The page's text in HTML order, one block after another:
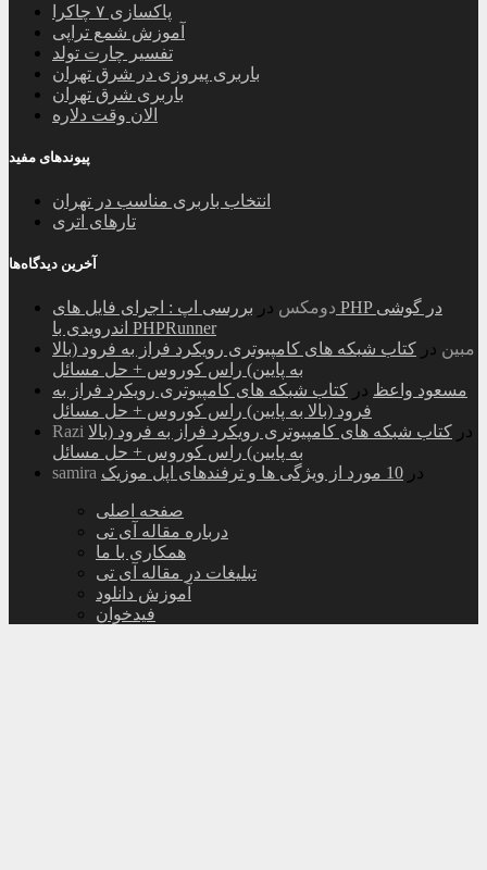
پاکسازی ۷ چاکرا
آموزش شمع تراپی
تفسیر چارت تولد
باربری پیروزی در شرق تهران
باربری شرق تهران
الان وقت دلاره
پیوندهای مفید
انتخاب باربری مناسب در تهران
تارهای اتری
آخرین دیدگاه‌ها
دومکس در بررسی اپ : اجرای فایل های PHP در گوشی
اندرویدی با PHPRunner
مبین در کتاب شبکه های کامپیوتری رویکرد فراز به فرود (بالا
به پایین) راس کوروس + حل مسائل
مسعود واعظ در کتاب شبکه های کامپیوتری رویکرد فراز به
فرود (بالا به پایین) راس کوروس + حل مسائل
Razi
در کتاب شبکه های کامپیوتری رویکرد فراز به فرود (بالا
به پایین) راس کوروس + حل مسائل
samira
در 10 مورد از ویژگی ها و ترفندهای اپل موزیک
صفحه اصلی
درباره مقاله آی تی
همکاری با ما
تبلیغات در مقاله آی تی
آموزش دانلود
فیدخوان